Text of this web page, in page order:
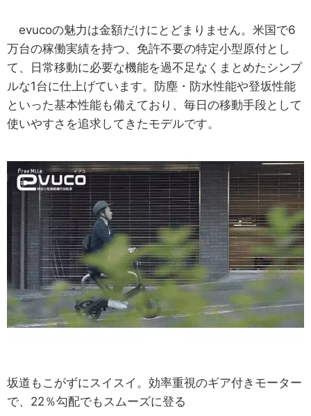
evucoの魅力は金額だけにとどまりません。米国で6
万台の稼働実績を持つ、免許不要の特定小型原付とし
て、日常移動に必要な機能を過不足なくまとめたシンプ
ルな1台に仕上げています。防塵・防水性能や登坂性能
といった基本性能も備えており、毎日の移動手段として
使いやすさを追求してきたモデルです。
坂道もこがずにスイスイ。効率重視のギア付きモーター
で、22％勾配でもスムーズに登る